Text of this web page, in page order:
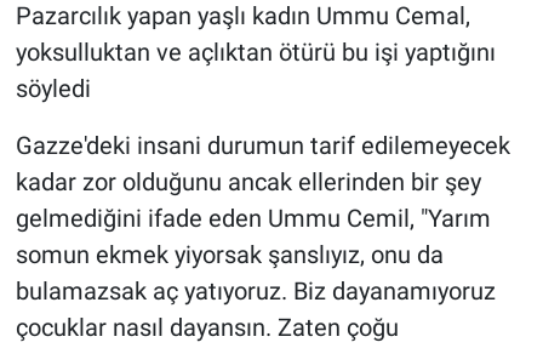
Pazarcılık yapan yaşlı kadın Ummu Cemal,
yoksulluktan ve açlıktan ötürü bu işi yaptığını
söyledi
Gazze'deki insani durumun tarif edilemeyecek
kadar zor olduğunu ancak ellerinden bir şey
gelmediğini ifade eden Ummu Cemil, "Yarım
somun ekmek yiyorsak şanslıyız, onu da
bulamazsak aç yatıyoruz. Biz dayanamıyoruz
çocuklar nasıl dayansın. Zaten çoğu